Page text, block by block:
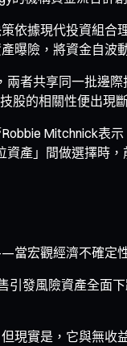
依據現代投資組
險，將資金自波
者共享同一批
股的相關性便出現
Mitchnick
產」間做選擇時
宏觀經濟不確定
發風險資產全面
現實是，它與無